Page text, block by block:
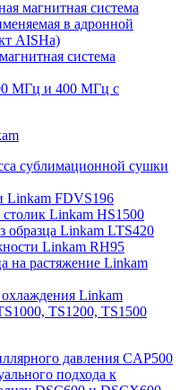
магнитная система
в адронной
AISHa)
система
МГц и 400 МГц с
сублимационной сушки
Linkam FDVS196
Linkam HS1500
образца Linkam LTS420
Linkam RH95
на растяжение Linkam
Linkam
TS1200, TS1500
давления CAP500
подхода к